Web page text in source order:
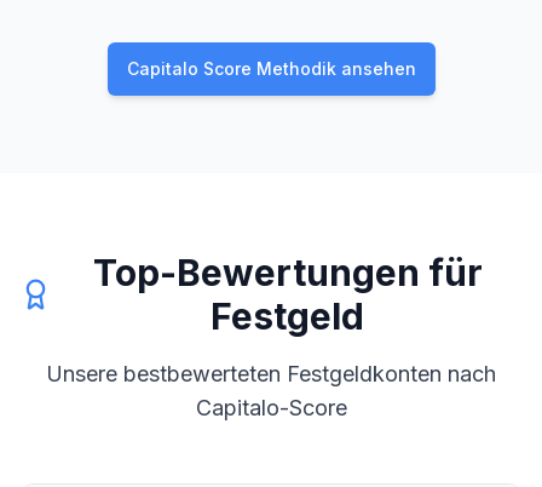
Capitalo Score Methodik ansehen
Top-Bewertungen für
Festgeld
Unsere bestbewerteten Festgeldkonten nach
Capitalo-Score